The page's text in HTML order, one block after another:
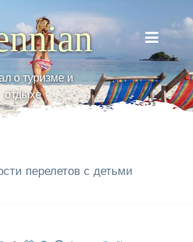
о туризме и
отдыхе
перелетов с детьми